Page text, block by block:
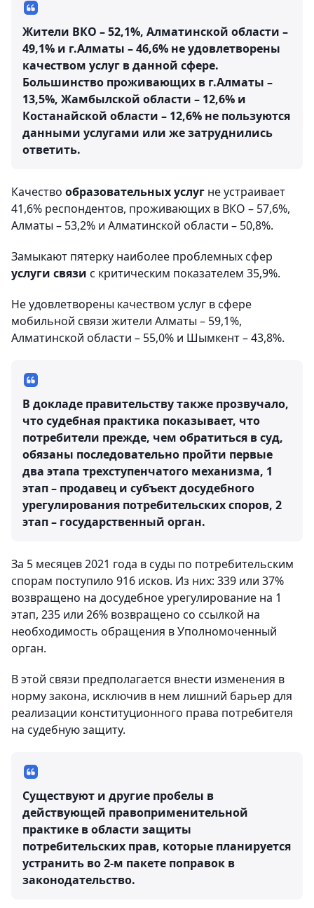
Жители ВКО – 52,1%, Алматинской области –
49,1% и г.Алматы – 46,6% не удовлетворены
качеством услуг в данной сфере.
Большинство проживающих в г.Алматы –
13,5%, Жамбылской области – 12,6% и
Костанайской области – 12,6% не пользуются
данными услугами или же затруднились
ответить.
Качество образовательных услуг не устраивает
41,6% респондентов, проживающих в ВКО – 57,6%,
Алматы – 53,2% и Алматинской области – 50,8%.
Замыкают пятерку наиболее проблемных сфер
услуги связи с критическим показателем 35,9%.
Не удовлетворены качеством услуг в сфере
мобильной связи жители Алматы – 59,1%,
Алматинской области – 55,0% и Шымкент – 43,8%.
В докладе правительству также прозвучало,
что судебная практика показывает, что
потребители прежде, чем обратиться в суд,
обязаны последовательно пройти первые
два этапа трехступенчатого механизма, 1
этап – продавец и субъект досудебного
урегулирования потребительских споров, 2
этап – государственный орган.
За 5 месяцев 2021 года в суды по потребительским
спорам поступило 916 исков. Из них: 339 или 37%
возвращено на досудебное урегулирование на 1
этап, 235 или 26% возвращено со ссылкой на
необходимость обращения в Уполномоченный
орган.
В этой связи предполагается внести изменения в
норму закона, исключив в нем лишний барьер для
реализации конституционного права потребителя
на судебную защиту.
Существуют и другие пробелы в
действующей правоприменительной
практике в области защиты
потребительских прав, которые планируется
устранить во 2-м пакете поправок в
законодательство.